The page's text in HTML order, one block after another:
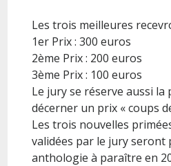
Les trois meilleures
1er Prix : 300 euros
2ème Prix : 200 euros
3ème Prix : 100 euros
Le jury se réserve aussi la
décerner un prix « coups
Les trois nouvelles
validées par le jury seront
anthologie à paraître en